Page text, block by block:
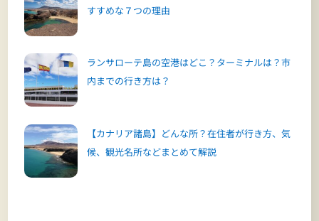
すすめな７つの理由
ランサローテ島の空港はどこ？ターミナルは？市
内までの行き方は？
【カナリア諸島】どんな所？在住者が行き方、気
候、観光名所などまとめて解説